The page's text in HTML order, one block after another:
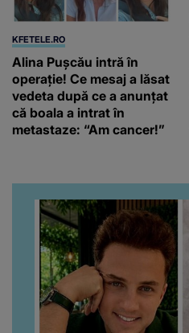
KFETELE.RO
Alina Pușcău intră în
operație! Ce mesaj a lăsat
vedeta după ce a anunțat
că boala a intrat în
metastaze: “Am cancer!”